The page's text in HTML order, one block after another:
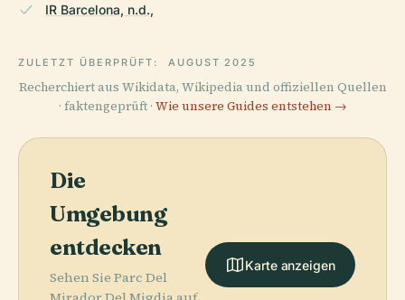
IR Barcelona, n.d.,
ZULETZT ÜBERPRÜFT: AUGUST 2025
Recherchiert aus Wikidata, Wikipedia und offiziellen Quellen
· faktengeprüft · Wie unsere Guides entstehen →
Die
Umgebung
entdecken
Sehen Sie Parc Del
Karte anzeigen